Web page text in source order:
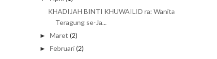
KHADIJAH BINTI KHUWAILID ra: Wanita
Teragung se-Ja...
► Maret (2)
► Februari(2)